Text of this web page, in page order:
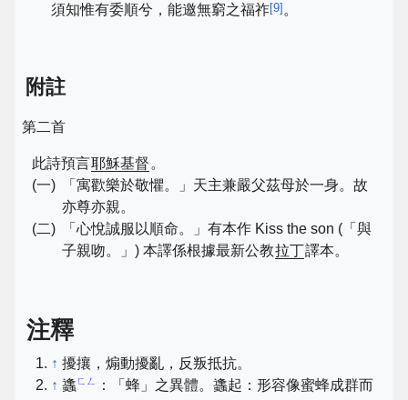
須知惟有委順兮，能邀無窮之福祚[9] 。
附註
第二首
此詩預言耶穌基督。
(一)
「寓歡樂於敬懼。」天主兼嚴父茲母於一身。故
亦尊亦親。
(二)
「心悅誠服以順命。」有本作 Kiss the son (「與
子親吻。」) 本譯係根據最新公教拉丁譯本。
注釋
↑ 擾攘，煽動擾亂，反叛抵抗。
↑ 蠭ㄈㄥ
：「蜂」之異體。蠭起：形容像蜜蜂成群而